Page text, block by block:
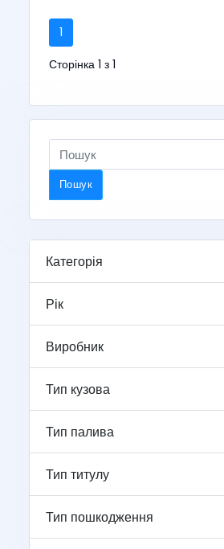
1
Сторінка 1 з 1
Пошук
Категорія
Рік
Виробник
Тип кузова
Тип палива
Тип титулу
Тип пошкодження